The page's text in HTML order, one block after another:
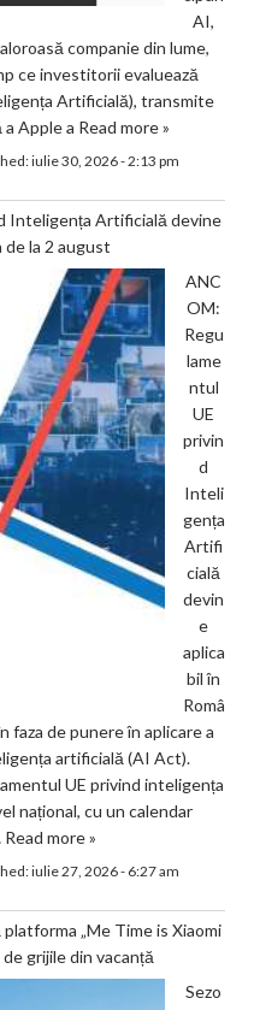
AI,
companie din lume,
ce investitorii evaluează
Artificială), transmite
Apple a Read more »
iulie 30, 2026 - 2:13 pm
Inteligența Artificială devine
de la 2 august
ANC
OM:
Regu
lame
ntul
UE
privin
d
Inteli
gența
Artifi
cială
devin
e
aplica
bil în
Româ
faza de punere în aplicare a
artificială (AI Act).
UE privind inteligența
național, cu un calendar
Read more »
iulie 27, 2026 - 6:27 am
„Me Time is Xiaomi
grijile din vacanță
Sezo